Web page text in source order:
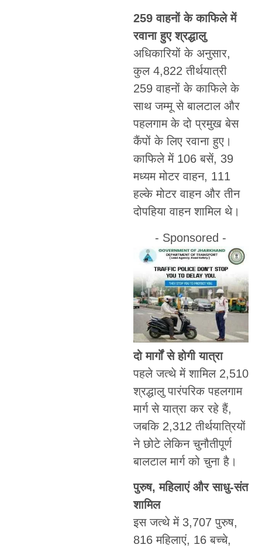
259 वाहनों के काफिले में
रवाना हुए श्रद्धालु
अधिकारियों के अनुसार,
कुल 4,822 तीर्थयात्री
259 वाहनों के काफिले के
साथ जम्मू से बालटाल और
पहलगाम के दो प्रमुख बेस
कैंपों के लिए रवाना हुए।
काफिले में 106 बसें, 39
मध्यम मोटर वाहन, 111
हल्के मोटर वाहन और तीन
दोपहिया वाहन शामिल थे।
- Sponsored -
दो मार्गों से होगी यात्रा
पहले जत्थे में शामिल 2,510
श्रद्धालु पारंपरिक पहलगाम
मार्ग से यात्रा कर रहे हैं,
जबकि 2,312 तीर्थयात्रियों
ने छोटे लेकिन चुनौतीपूर्ण
बालटाल मार्ग को चुना है।
पुरुष, महिलाएं और साधु-संत
शामिल
इस जत्थे में 3,707 पुरुष,
816 महिलाएं, 16 बच्चे,